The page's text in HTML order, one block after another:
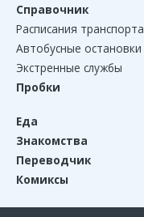
Справочник
Расписания транспорта
Автобусные остановки
Экстренные службы
Пробки
Еда
Знакомства
Переводчик
Комиксы